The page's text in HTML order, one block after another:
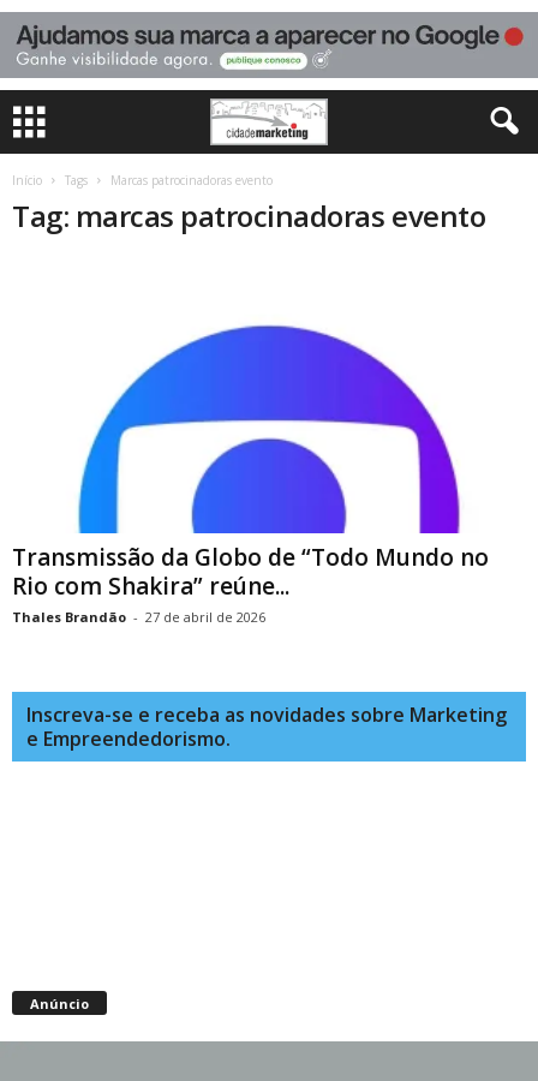
Início Tags Marcas patrocinadoras evento
Tag: marcas patrocinadoras evento
Transmissão da Globo de “Todo Mundo no
Rio com Shakira” reúne...
Thales Brandão - 27 de abril de 2026
Inscreva-se e receba as novidades sobre Marketing
e Empreendedorismo.
Anúncio